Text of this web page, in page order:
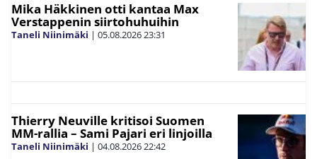
Mika Häkkinen otti kantaa Max
Verstappenin siirtohuhuihin
Taneli Niinimäki | 05.08.202623:31
Thierry Neuville kritisoi Suomen
MM-rallia – Sami Pajari eri linjoilla
Taneli Niinimäki | 04.08.202622:42